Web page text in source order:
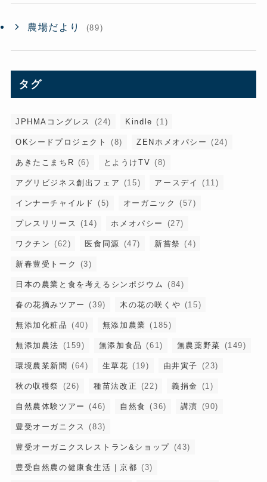
農場だより (89)
タグ
JPHMAコングレス (24) Kindle (1)
OKシードプロジェクト (8) ZENホメオパシー (24)
あきたこまちR (6) とようけTV (8)
アグリビジネス創出フェア (15) アースデイ (11)
インナーチャイルド (5) オーガニック (57)
プレスリリース (14) ホメオパシー (27)
ワクチン (62) 医食同源 (47) 新嘗祭 (4)
新春豊受トーク (3)
日本の農業と食を考えるシンポジウム (84)
春の花摘みツアー (39) 木の花の咲くや (15)
無添加化粧品 (40) 無添加農業 (185)
無添加農法 (159) 無添加食品 (61) 無農薬野菜 (149)
環境農業新聞 (64) 生草花 (19) 由井寅子 (23)
秋の収穫祭 (26) 種苗法改正 (22) 義捐金 (1)
自然農体験ツアー (46) 自然食 (36) 講演 (90)
豊受オーガニクス (83)
豊受オーガニクスレストラン&ショップ (43)
豊受自然農の健康食生活｜京都 (3)